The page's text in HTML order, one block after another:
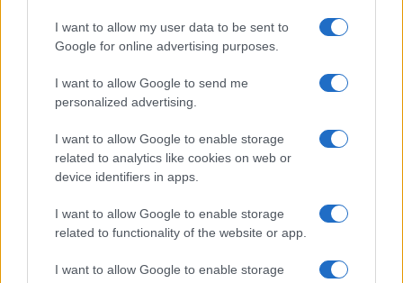
I want to allow my user data to be sent to
Google for online advertising purposes.
I want to allow Google to send me
personalized advertising.
I want to allow Google to enable storage
related to analytics like cookies on web or
device identifiers in apps.
I want to allow Google to enable storage
related to functionality of the website or app.
I want to allow Google to enable storage
promettente che ha risorse tradizionali on-chain che
continuano a potenziare le sue attività finanziarie
Questa alleanza ha portatoHenrik
Investment Officer (CIO ) e Chartered Financial Analyst
CFA) del principale fondo di criptovalute australiano,
Apollo Capital, a sottolineare che “Algomint sta
essenzialmente aprendo la rete Algorand alla rapida crescita
che stiamo vedendo altrove con i mercati DeFi.”
Con Algorand che espande il suo ecosistema per diventare